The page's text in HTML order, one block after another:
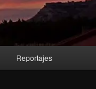
Reportajes